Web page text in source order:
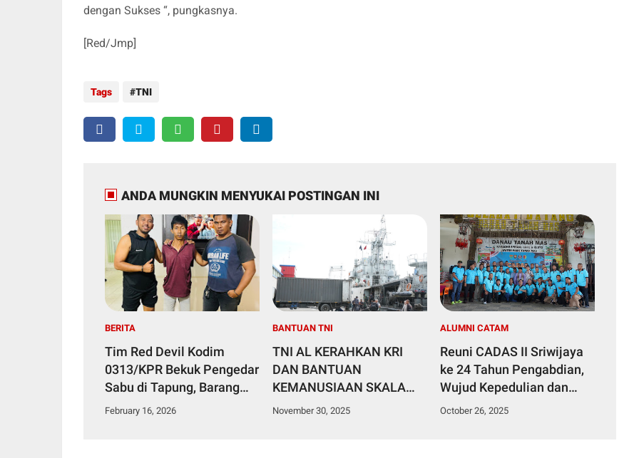
dengan Sukses “, pungkasnya.
[Red/Jmp]
Tags TNI
ANDA MUNGKIN MENYUKAI POSTINGAN INI
BERITA
Tim Red Devil Kodim
0313/KPR Bekuk Pengedar
Sabu di Tapung, Barang
Bukti 2,91 Gram
February 16, 2026
BANTUAN TNI
TNI AL KERAHKAN KRI
DAN BANTUAN
KEMANUSIAAN SKALA
BESAR KE ACEH,
November 30, 2025
ALUMNI CATAM
Reuni CADAS II Sriwijaya
ke 24 Tahun Pengabdian,
Wujud Kepedulian dan
Kebersamaan Prajurit
October 26, 2025